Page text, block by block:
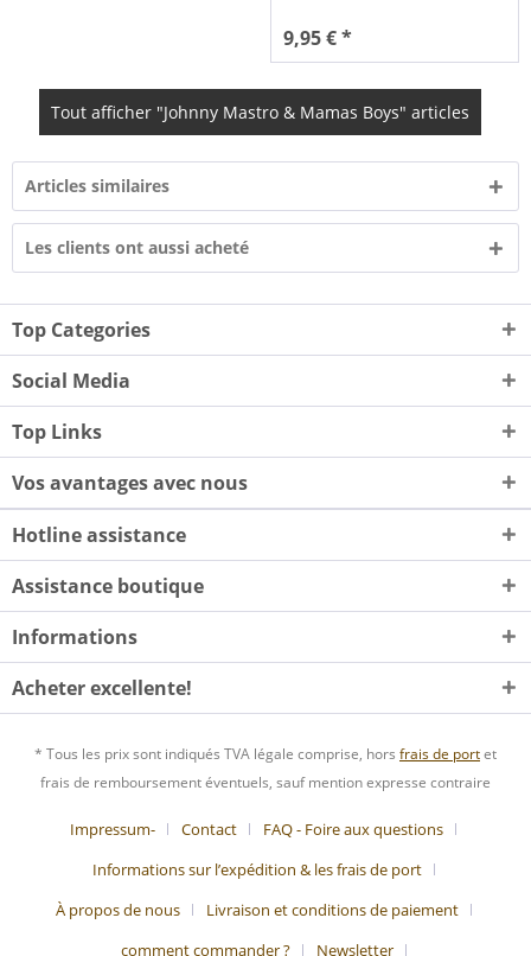
9,95 € *
Tout afficher "Johnny Mastro & Mamas Boys" articles
Articles similaires
Les clients ont aussi acheté
Top Categories
Social Media
Top Links
Vos avantages avec nous
Hotline assistance
Assistance boutique
Informations
Acheter excellente!
* Tous les prix sont indiqués TVA légale comprise, hors frais de portet
frais de remboursement éventuels, sauf mention expresse contraire
Impressum- Contact
FAQ - Foire aux questions
Informations sur l’expédition & les frais de port
À propos de nous
Livraison et conditions de paiement
comment commander ?
Newsletter